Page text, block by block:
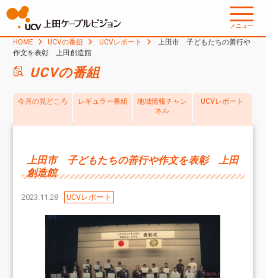
メニュー
HOME UCVの番組 UCVレポート
上田市 子どもたちの善行や
作文を表彰 上田創造館
UCVの番組
今月の見どころ レギュラー番組
地域情報チャン
ネル
UCVレポート
上田市 子どもたちの善行や作文を表彰 上田
創造館
2023.11.28 UCVレポート